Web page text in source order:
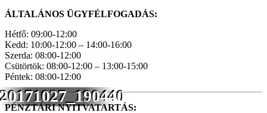
20171027_190440
ÁLTALÁNOS ÜGYFÉLFOGADÁS:
Hétfő: 09:00-12:00
Kedd: 10:00-12:00 – 14:00-16:00
Szerda: 08:00-12:00
Csütörtök: 08:00-12:00 – 13:00-15:00
Péntek: 08:00-12:00
PÉNZTÁRI NYITVATARTÁS: